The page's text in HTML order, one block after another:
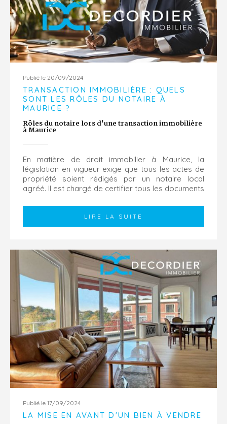
Publié le 20/09/2024
TRANSACTION IMMOBILIÈRE : QUELS
SONT LES RÔLES DU NOTAIRE À
MAURICE ?
Rôles du notaire lors d'une transaction immobilière
à Maurice
En matière de droit immobilier à Maurice, la
législation en vigueur exige que tous les actes de
propriété soient rédigés par un notaire local
agréé. Il est chargé de certifier tous les documents
LIRE LA SUITE
Publié le 17/09/2024
LA MISE EN AVANT D'UN BIEN À VENDRE